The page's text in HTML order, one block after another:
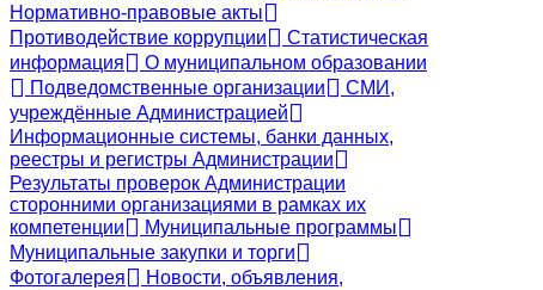
Нормативно-правовые акты
Противодействие коррупции
Статистическая
информация
О муниципальном образовании
Подведомственные организации
СМИ,
учреждённые Администрацией
Информационные системы, банки данных,
реестры и регистры Администрации
Результаты проверок Администрации
сторонними организациями в рамках их
компетенции
Муниципальные программы
Муниципальные закупки и торги
Фотогалерея
Новости, объявления,